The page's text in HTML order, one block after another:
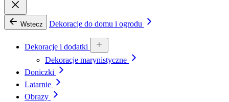
Wstecz Dekoracje do domu i ogrodu
Dekoracje i dodatki
Dekoracje marynistyczne
Doniczki
Latarnie
Obrazy